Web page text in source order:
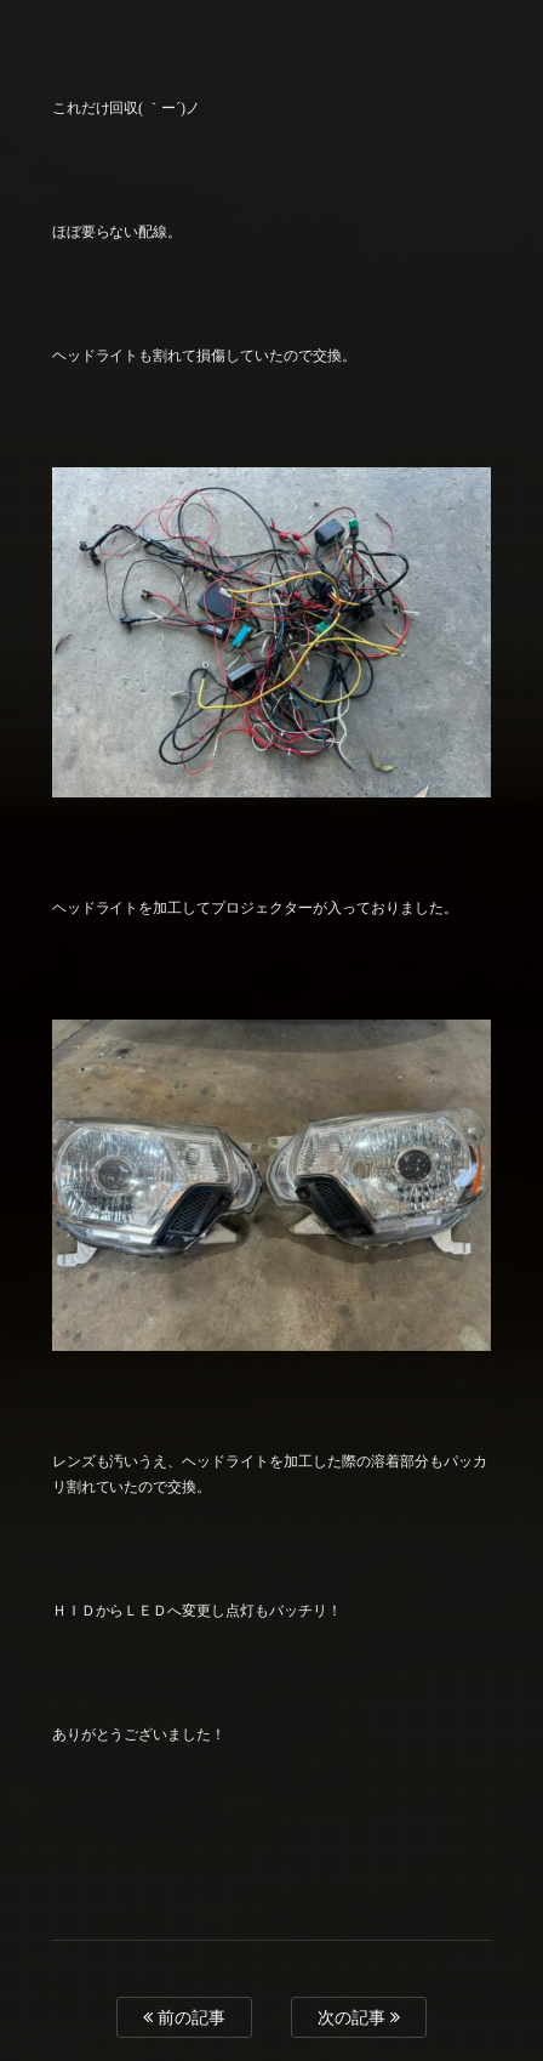
これだけ回収( ｀ー´)ノ
ほぼ要らない配線。
ヘッドライトも割れて損傷していたので交換。
ヘッドライトを加工してプロジェクターが入っておりました。
レンズも汚いうえ、ヘッドライトを加工した際の溶着部分もパッカ
リ割れていたので交換。
ＨＩＤからＬＥＤへ変更し点灯もバッチリ！
ありがとうございました！
前の記事 次の記事